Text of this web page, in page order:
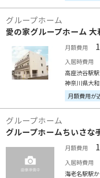
グループホーム
愛の家グループホーム
月額費用
入居時費用
高座渋谷駅
神奈川県大
月額費用が
グループホーム
グループホームちいさな
月額費用
入居時費用
海老名駅駅